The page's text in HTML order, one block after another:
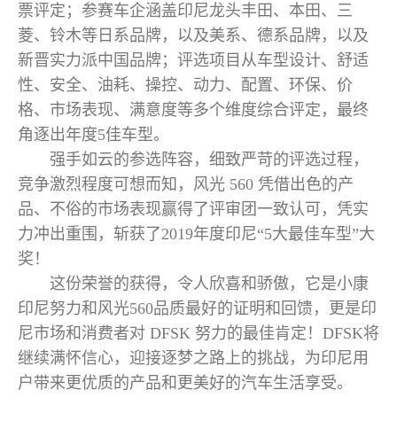
票评定；参赛车企涵盖印尼龙头丰田、本田、三
菱、铃木等日系品牌，以及美系、德系品牌，以及
新晋实力派中国品牌；评选项目从车型设计、舒适
性、安全、油耗、操控、动力、配置、环保、价
格、市场表现、满意度等多个维度综合评定，最终
角逐出年度5佳车型。
强手如云的参选阵容，细致严苛的评选过程，
竞争激烈程度可想而知，风光 560 凭借出色的产
品、不俗的市场表现赢得了评审团一致认可，凭实
力冲出重围，斩获了2019年度印尼“5大最佳车型”大
奖！
这份荣誉的获得，令人欣喜和骄傲，它是小康
印尼努力和风光560品质最好的证明和回馈，更是印
尼市场和消费者对 DFSK 努力的最佳肯定！DFSK将
继续满怀信心，迎接逐梦之路上的挑战，为印尼用
户带来更优质的产品和更美好的汽车生活享受。